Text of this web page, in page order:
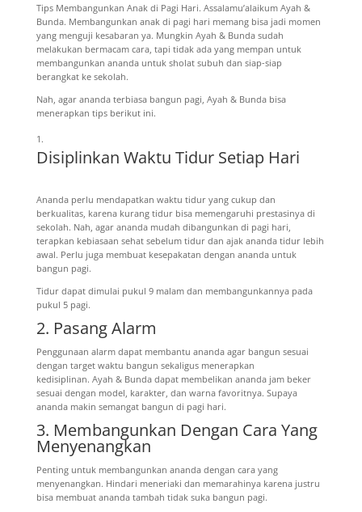
Tips Membangunkan Anak di Pagi Hari. Assalamu’alaikum Ayah &
Bunda. Membangunkan anak di pagi hari memang bisa jadi momen
yang menguji kesabaran ya. Mungkin Ayah & Bunda sudah
melakukan bermacam cara, tapi tidak ada yang mempan untuk
membangunkan ananda untuk sholat subuh dan siap-siap
berangkat ke sekolah.
Nah, agar ananda terbiasa bangun pagi, Ayah & Bunda bisa
menerapkan tips berikut ini.
Disiplinkan Waktu Tidur Setiap Hari
Ananda perlu mendapatkan waktu tidur yang cukup dan
berkualitas, karena kurang tidurbisa memengaruhi prestasinya di
sekolah. Nah, agar ananda mudah dibangunkan di pagi hari,
terapkan kebiasaan sehat sebelum tidurdan ajak ananda tidur lebih
awal. Perlu juga membuat kesepakatan dengan ananda untuk
bangun pagi.
Tidur dapat dimulai pukul 9 malam dan membangunkannya pada
pukul 5 pagi.
2. Pasang Alarm
Penggunaan alarm dapat membantu ananda agar bangun sesuai
dengan target waktu bangun sekaligus menerapkan
kedisiplinan. Ayah & Bunda dapat membelikan ananda jam beker
sesuai dengan model, karakter, dan warna favoritnya. Supaya
ananda makin semangat bangun di pagi hari.
3. Membangunkan Dengan Cara Yang
Menyenangkan
Penting untuk membangunkan ananda dengan cara yang
menyenangkan. Hindari meneriaki dan memarahinya karena justru
bisa membuat ananda tambah tidak suka bangun pagi.